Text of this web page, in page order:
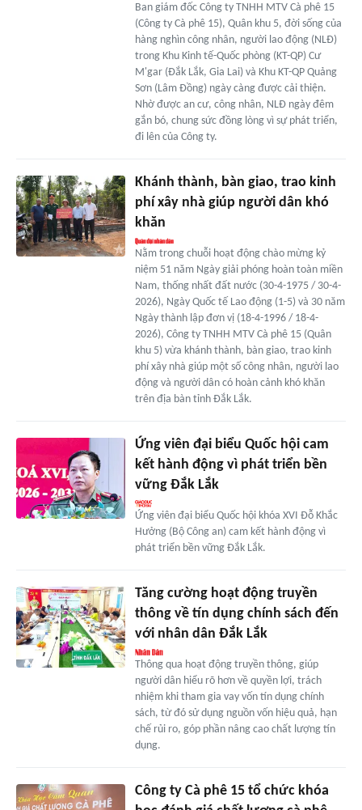
Ban giám đốc Công ty TNHH MTV Cà phê 15
(Công ty Cà phê 15), Quân khu 5, đời sống của
hàng nghìn công nhân, người lao động (NLĐ)
trong Khu Kinh tế-Quốc phòng (KT-QP) Cư
M'gar (Đắk Lắk, Gia Lai) và Khu KT-QP Quảng
Sơn (Lâm Đồng) ngày càng được cải thiện.
Nhờ được an cư, công nhân, NLĐ ngày đêm
gắn bó, chung sức đồng lòng vì sự phát triển,
đi lên của Công ty.
Khánh thành, bàn giao, trao kinh
phí xây nhà giúp người dân khó
khăn
Nằm trong chuỗi hoạt động chào mừng kỷ
niệm 51 năm Ngày giải phóng hoàn toàn miền
Nam, thống nhất đất nước (30-4-1975 / 30-4-
2026), Ngày Quốc tế Lao động (1-5) và 30 năm
Ngày thành lập đơn vị (18-4-1996 / 18-4-
2026), Công ty TNHH MTV Cà phê 15 (Quân
khu 5) vừa khánh thành, bàn giao, trao kinh
phí xây nhà giúp một số công nhân, người lao
động và người dân có hoàn cảnh khó khăn
trên địa bàn tỉnh Đắk Lắk.
Ứng viên đại biểu Quốc hội cam
kết hành động vì phát triển bền
vững Đắk Lắk
Ứng viên đại biểu Quốc hội khóa XVI Đỗ Khắc
Hưởng (Bộ Công an) cam kết hành động vì
phát triển bền vững Đắk Lắk.
Tăng cường hoạt động truyền
thông về tín dụng chính sách đến
với nhân dân Đắk Lắk
Thông qua hoạt động truyền thông, giúp
người dân hiểu rõ hơn về quyền lợi, trách
nhiệm khi tham gia vay vốn tín dụng chính
sách, từ đó sử dụng nguồn vốn hiệu quả, hạn
chế rủi ro, góp phần nâng cao chất lượng tín
dụng.
Công ty Cà phê 15 tổ chức khóa